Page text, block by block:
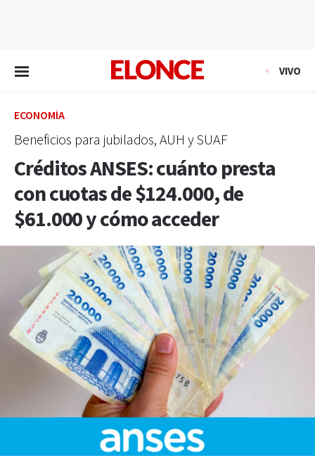
VIVO
ECONOMÍA
Beneficios para jubilados, AUH y SUAF
Créditos ANSES: cuánto presta
con cuotas de $124.000, de
$61.000 y cómo acceder